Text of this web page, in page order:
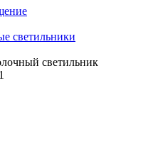
светильники
светильник